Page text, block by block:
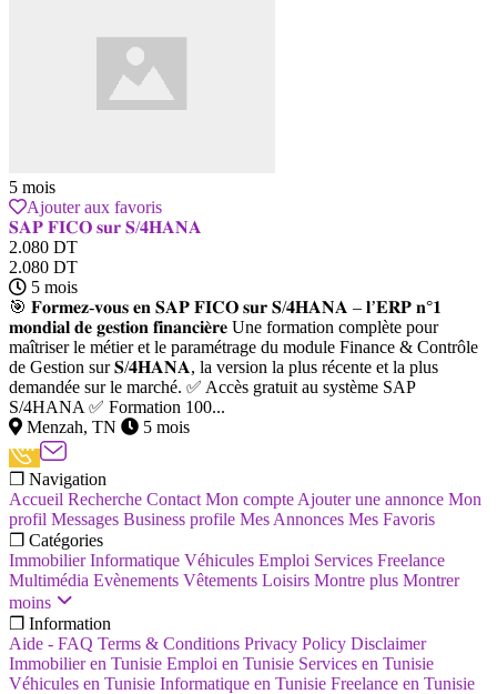
5 mois
Ajouter aux favoris
𝐒𝐀𝐏 𝐅𝐈𝐂𝐎 𝐬𝐮𝐫 𝐒/𝟒𝐇𝐀𝐍𝐀
2.080 DT
2.080 DT
5 mois
🎯 𝐅𝐨𝐫𝐦𝐞𝐳-𝐯𝐨𝐮𝐬 𝐞𝐧 𝐒𝐀𝐏 𝐅𝐈𝐂𝐎 𝐬𝐮𝐫 𝐒/𝟒𝐇𝐀𝐍𝐀 – 𝐥’𝐄𝐑𝐏 𝐧°𝟏
𝐦𝐨𝐧𝐝𝐢𝐚𝐥 𝐝𝐞 𝐠𝐞𝐬𝐭𝐢𝐨𝐧 𝐟𝐢𝐧𝐚𝐧𝐜𝐢𝐞̀𝐫𝐞 Une formation complète pour
maîtriser le métier et le paramétrage du module Finance & Contrôle
de Gestion sur 𝐒/𝟒𝐇𝐀𝐍𝐀, la version la plus récente et la plus
demandée sur le marché. ✅ Accès gratuit au système SAP
S/4HANA ✅ Formation 100...
Menzah, TN
5 mois
❐ Navigation
Accueil Recherche Contact Mon compte Ajouter une annonce Mon
profil Messages Business profile Mes Annonces Mes Favoris
❐ Catégories
Immobilier Informatique Véhicules Emploi Services Freelance
Multimédia Evènements Vêtements Loisirs Montre plus Montrer
moins
❐ Information
Aide - FAQ Terms & Conditions Privacy Policy Disclaimer
Immobilier en Tunisie Emploi en Tunisie Services en Tunisie
Véhicules en Tunisie Informatique en Tunisie Freelance en Tunisie